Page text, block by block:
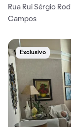
Rua Rui Sérgio
Campos
Exclusivo